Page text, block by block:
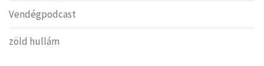
Vendégpodcast
zöld hullám